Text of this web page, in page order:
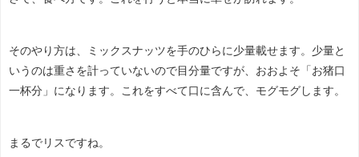
そのやり方は、ミックスナッツを手のひらに少量載せます。少量と
いうのは重さを計っていないので目分量ですが、おおよそ「お猪口
一杯分」になります。これをすべて口に含んで、モグモグします。
まるでリスですね。